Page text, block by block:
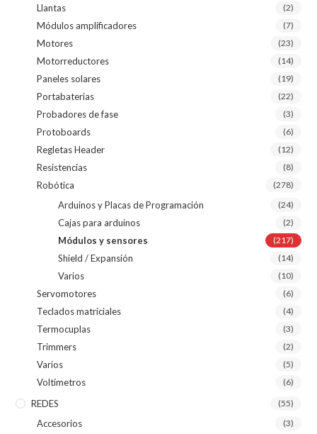
Llantas (2)
Módulos amplificadores (7)
Motores (23)
Motorreductores (14)
Paneles solares (19)
Portabaterias (22)
Probadores de fase (3)
Protoboards (6)
Regletas Header (12)
Resistencias (8)
Robótica (278)
Arduinos y Placas de Programación (24)
Cajas para arduinos (2)
Módulos y sensores (217)
Shield / Expansión (14)
Varios (10)
Servomotores (6)
Teclados matriciales (4)
Termocuplas (3)
Trimmers (2)
Varios (5)
Voltímetros (6)
REDES (55)
Accesorios (3)